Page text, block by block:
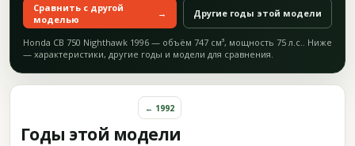
Сравнить с другой
моделью
→ Другие годы этой модели
Honda CB 750 Nighthawk 1996 — объём 747 см³, мощность 75 л.с.. Ниже
— характеристики, другие годы и модели для сравнения.
Годы этой модели
← 1992